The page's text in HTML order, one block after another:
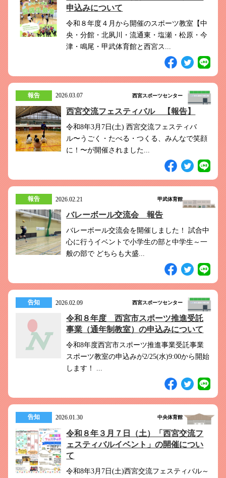
申込みについて
令和８年度４月から開催のスポーツ教室【中
央・分館・北夙川・流通東・塩瀬・松原・今
津・鳴尾・甲武体育館と西宮ス...
報告 2026.03.07 西宮スポーツセンター
西宮交流フェスティバル 【報告】
令和8年3月7日(土) 西宮交流フェスティバ
ル〜うごく・たべる・つくる、みんなで笑顔
に！〜が開催されました...
報告 2026.02.21 甲武体育館
バレーボール交流会 報告
バレーボール交流会を開催しました！ 試合中
心に行うイベントで小学生の部と中学生～一
般の部で どちらも大盛...
告知 2026.02.09 西宮スポーツセンター
令和８年度 西宮市スポーツ推進受託
事業（通年制教室）の申込みについて
令和8年度西宮市スポーツ推進事業受託事業
スポーツ教室の申込みが2/25(水)9:00から開始
します！ ...
告知 2026.01.30 中央体育館
令和８年３月７日（土）「西宮交流フ
ェスティバルイベント」の開催につい
て
令和8年3月7日(土)西宮交流フェスティバル～